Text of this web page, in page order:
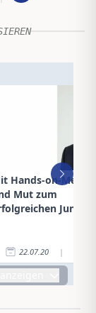
Hands-on-
Mut zum
22.07.20 |